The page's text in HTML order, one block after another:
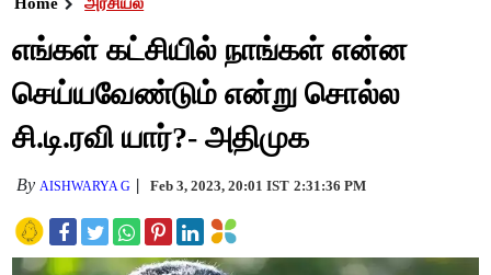
எங்கள் கட்சியில் நாங்கள் என்ன
செய்யவேண்டும் என்று சொல்ல
சி.டி.ரவி யார்?- அதிமுக
By AISHWARYA G Feb 3, 2023, 20:01 IST 2:31:36 PM